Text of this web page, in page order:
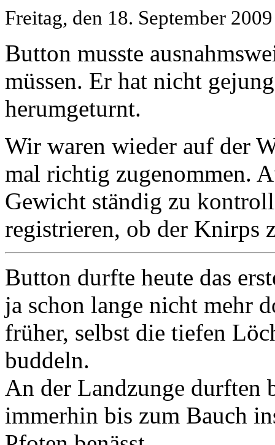
Freitag, den 18. September 2009
Button musste
müssen. Er hat nicht
herumgeturnt.
Wir waren wieder auf der
mal richtig zugenommen.
Gewicht ständig zu
registrieren, ob der Knirps
Button durfte heute das
ja schon lange nicht mehr
früher, selbst die tiefen
buddeln.
An der Landzunge durften
immerhin bis zum Bauch